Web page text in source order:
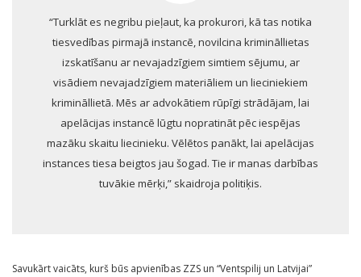
“Turklāt es negribu pieļaut, ka prokurori, kā tas notika
tiesvedības pirmajā instancē, novilcina krimināllietas
izskatīšanu ar nevajadzīgiem simtiem sējumu, ar
visādiem nevajadzīgiem materiāliem un lieciniekiem
krimināllietā. Mēs ar advokātiem rūpīgi strādājam, lai
apelācijas instancē lūgtu nopratināt pēc iespējas
mazāku skaitu liecinieku. Vēlētos panākt, lai apelācijas
instances tiesa beigtos jau šogad. Tie ir manas darbības
tuvākie mērķi,” skaidroja politiķis.
Savukārt vaicāts, kurš būs apvienības ZZS un “Ventspilij un Latvijai”